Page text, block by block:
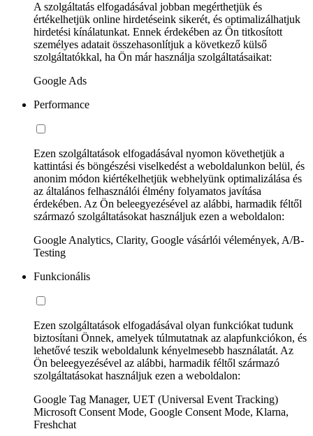
A szolgáltatás elfogadásával jobban megérthetjük és
értékelhetjük online hirdetéseink sikerét, és optimalizálhatjuk
hirdetési kínálatunkat. Ennek érdekében az Ön titkosított
személyes adatait összehasonlítjuk a következő külső
szolgáltatókkal, ha Ön már használja szolgáltatásaikat:
Google Ads
Performance
Ezen szolgáltatások elfogadásával nyomon követhetjük a
kattintási és böngészési viselkedést a weboldalunkon belül, és
anonim módon kiértékelhetjük webhelyünk optimalizálása és
az általános felhasználói élmény folyamatos javítása
érdekében. Az Ön beleegyezésével az alábbi, harmadik féltől
származó szolgáltatásokat használjuk ezen a weboldalon:
Google Analytics, Clarity, Google vásárlói vélemények, A/B-
Testing
Funkcionális
Ezen szolgáltatások elfogadásával olyan funkciókat tudunk
biztosítani Önnek, amelyek túlmutatnak az alapfunkciókon, és
lehetővé teszik weboldalunk kényelmesebb használatát. Az
Ön beleegyezésével az alábbi, harmadik féltől származó
szolgáltatásokat használjuk ezen a weboldalon:
Google Tag Manager, UET (Universal Event Tracking)
Microsoft Consent Mode, Google Consent Mode, Klarna,
Freshchat